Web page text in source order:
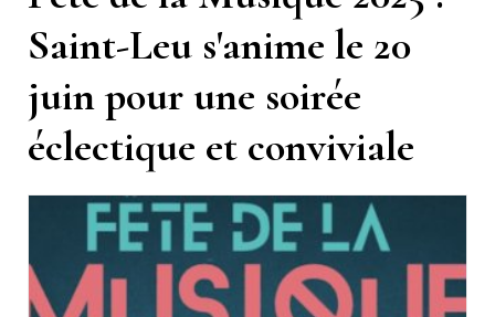
Saint-Leu s'anime le 20
juin pour une soirée
éclectique et conviviale